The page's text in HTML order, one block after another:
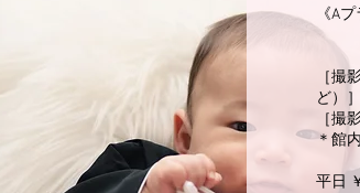
《A
［撮
ど）］
［撮
＊館
平日